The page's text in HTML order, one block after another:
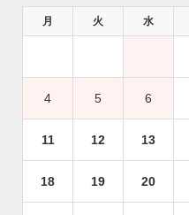
月 火 水
4 5 6
11 12 13
18 19 20